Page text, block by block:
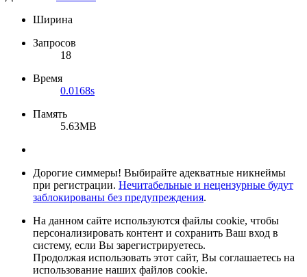
Ширина
Запросов
18
Время
0.0168s
Память
5.63MB
Дорогие симмеры! Выбирайте адекватные никнеймы
при регистрации. Нечитабельные и нецензурные будут
заблокированы без предупреждения.
На данном сайте используются файлы cookie, чтобы
персонализировать контент и сохранить Ваш вход в
систему, если Вы зарегистрируетесь.
Продолжая использовать этот сайт, Вы соглашаетесь на
использование наших файлов cookie.